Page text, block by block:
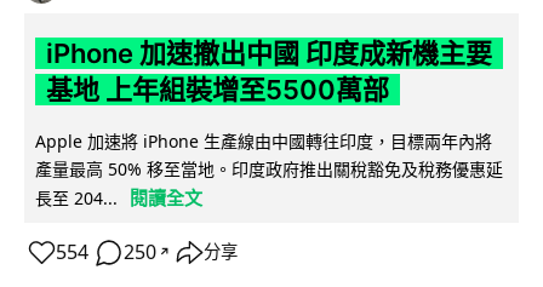
iPhone 加速撤出中國 印度成新機主要
基地 上年組裝增至5500萬部
Apple 加速將 iPhone 生產線由中國轉往印度，目標兩年內將
產量最高 50% 移至當地。印度政府推出關稅豁免及稅務優惠延
長至 204...
閱讀全文
554 250 ↗ 分享